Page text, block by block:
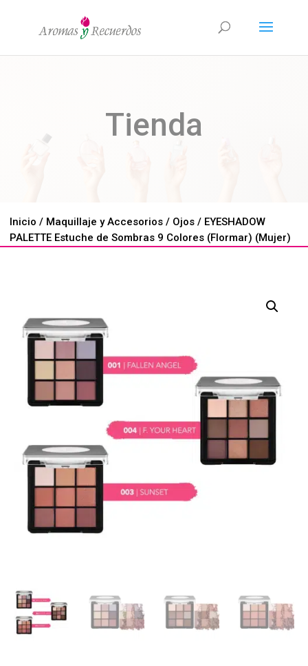
Tienda
Inicio / Maquillaje y Accesorios / Ojos / EYESHADOW
PALETTE Estuche de Sombras 9 Colores (Flormar) (Mujer)